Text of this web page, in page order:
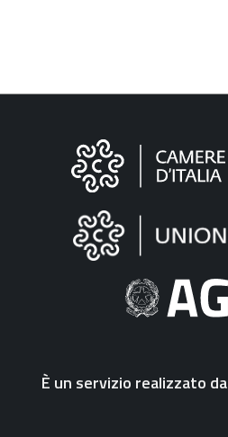
Informazioni
"Fattura
Elettronica"
È un servizio realizzato da